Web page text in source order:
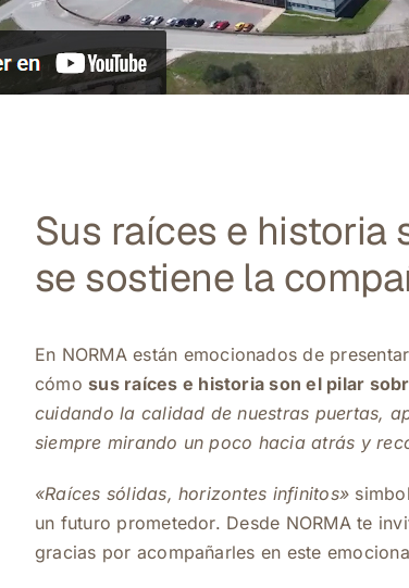
Sus raíces e historia
se sostiene la
En NORMAestán emocionados de
cómosus raíces e historia son el pilar
cuidando la calidad de nuestras puertas,
siempre mirando un poco hacia atrás y
«Raíces sólidas, horizontes infinitos»
un futuro prometedor. Desde NORMA te
gracias por acompañarles en este